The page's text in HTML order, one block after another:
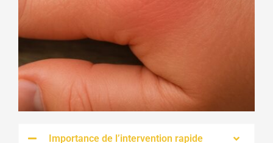
Importance de l’intervention rapide